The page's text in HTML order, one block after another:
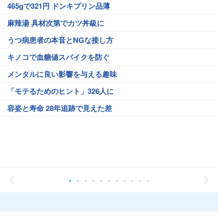
465gで321円 ドンキプリン品薄
麻辣湯 具材次第でカツ丼級に
うつ病患者の本音とNGな接し方
キノコで血糖値スパイクを防ぐ
メンタルに良い影響を与える趣味
「モテるためのヒント」326人に
容姿と寿命 28年追跡で見えた差